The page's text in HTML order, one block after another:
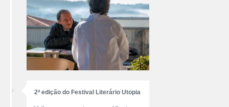
2ª edição do Festival Literário Utopia